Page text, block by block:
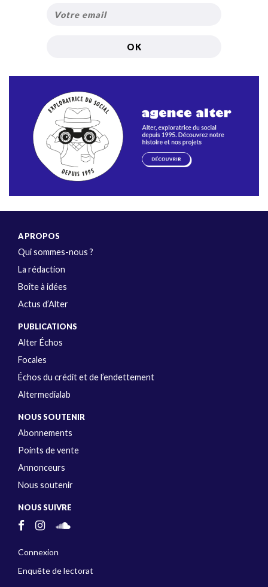
A PROPOS
Qui sommes-nous ?
La rédaction
Boîte à idées
Actus d’Alter
PUBLICATIONS
Alter Échos
Focales
Échos du crédit et de l’endettement
Altermedialab
NOUS SOUTENIR
Abonnements
Points de vente
Annonceurs
Nous soutenir
NOUS SUIVRE
Connexion
Enquête de lectorat